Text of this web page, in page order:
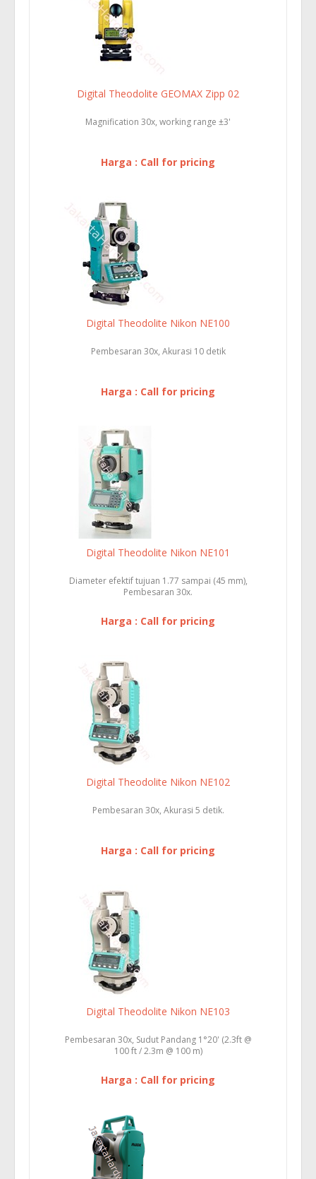
Digital Theodolite GEOMAX Zipp 02
Magnification 30x, working range ±3'
Harga : Call for pricing
Digital Theodolite Nikon NE100
Pembesaran 30x, Akurasi 10 detik
Harga : Call for pricing
Digital Theodolite Nikon NE101
Diameter efektif tujuan 1.77 sampai (45 mm),
Pembesaran 30x.
Harga : Call for pricing
Digital Theodolite Nikon NE102
Pembesaran 30x, Akurasi 5 detik.
Harga : Call for pricing
Digital Theodolite Nikon NE103
Pembesaran 30x, Sudut Pandang 1°20' (2.3ft @
100 ft / 2.3m @ 100 m)
Harga : Call for pricing